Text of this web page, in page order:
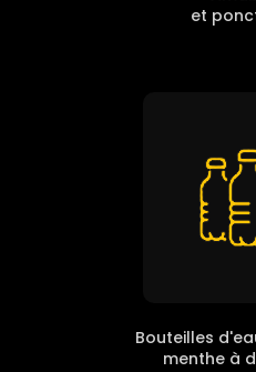
et
Bouteilles
menthe à